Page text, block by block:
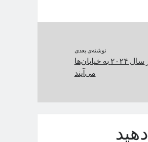
نوشته‌ی بعدی
تاکسی‌های پرنده در سال ۲۰۲۴ به خیابان‌ها
می‌آیند